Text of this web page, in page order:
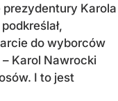
Karola
do wyborców
Karol Nawrocki
I to jest